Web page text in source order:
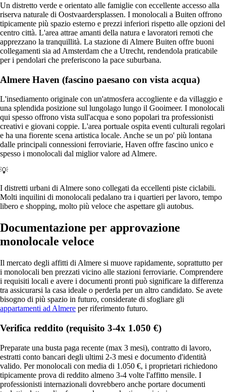
Un distretto verde e orientato alle famiglie con eccellente accesso alla
riserva naturale di Oostvaardersplassen. I monolocali a Buiten offrono
tipicamente più spazio esterno e prezzi inferiori rispetto alle opzioni del
centro città. L'area attrae amanti della natura e lavoratori remoti che
apprezzano la tranquillità. La stazione di Almere Buiten offre buoni
collegamenti sia ad Amsterdam che a Utrecht, rendendola praticabile
per i pendolari che preferiscono la pace suburbana.
Almere Haven (fascino paesano con vista acqua)
L'insediamento originale con un'atmosfera accogliente e da villaggio e
una splendida posizione sul lungolago lungo il Gooimeer. I monolocali
qui spesso offrono vista sull'acqua e sono popolari tra professionisti
creativi e giovani coppie. L'area portuale ospita eventi culturali regolari
e ha una fiorente scena artistica locale. Anche se un po' più lontana
dalle principali connessioni ferroviarie, Haven offre fascino unico e
spesso i monolocali dal miglior valore ad Almere.
💡
I distretti urbani di Almere sono collegati da eccellenti piste ciclabili.
Molti inquilini di monolocali pedalano tra i quartieri per lavoro, tempo
libero e shopping, molto più veloce che aspettare gli autobus.
Documentazione per approvazione
monolocale veloce
Il mercato degli affitti di Almere si muove rapidamente, soprattutto per
i monolocali ben prezzati vicino alle stazioni ferroviarie. Comprendere
i requisiti locali e avere i documenti pronti può significare la differenza
tra assicurarsi la casa ideale o perderla per un altro candidato. Se avete
bisogno di più spazio in futuro, considerate di sfogliare gli
appartamenti ad Almere per riferimento futuro.
Verifica reddito (requisito 3-4x 1.050 €)
Preparate una busta paga recente (max 3 mesi), contratto di lavoro,
estratti conto bancari degli ultimi 2-3 mesi e documento d'identità
valido. Per monolocali con media di 1.050 €, i proprietari richiedono
tipicamente prova di reddito almeno 3-4 volte l'affitto mensile. I
professionisti internazionali dovrebbero anche portare documenti